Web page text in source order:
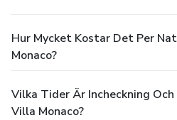
Hur Mycket Kostar Det Per
Monaco?
Vilka Tider Är Incheckning
Villa Monaco?